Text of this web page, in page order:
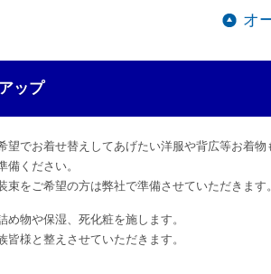
オ
ップ
望でお着せ替えしてあげたい洋服や背広等お着物
備ください。
束をご希望の方は弊社で準備させていただきます。
め物や保湿、死化粧を施します。
皆様と整えさせていただきます。